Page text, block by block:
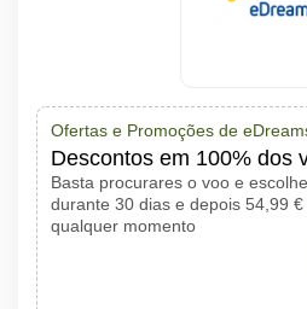
Ofertas e Promoções de
Descontos em 100% dos
Basta procurares o voo e
durante 30 dias e depois 54,99
qualquer momento